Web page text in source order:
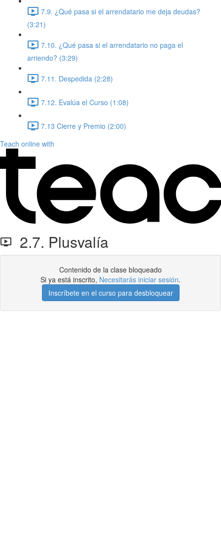
7.9. ¿Qué pasa si el arrendatario me deja deudas?
(3:21)
7.10. ¿Qué pasa si el arrendatario no paga el
arriendo? (3:29)
7.11. Despedida (2:28)
7.12. Evalúa el Curso (1:08)
7.13 Cierre y Premio (2:00)
Teach online with
2.7. Plusvalía
Contenido de la clase bloqueado
Si ya está inscrito, Necesitarás iniciar sesión.
Inscríbete en el curso para desbloquear